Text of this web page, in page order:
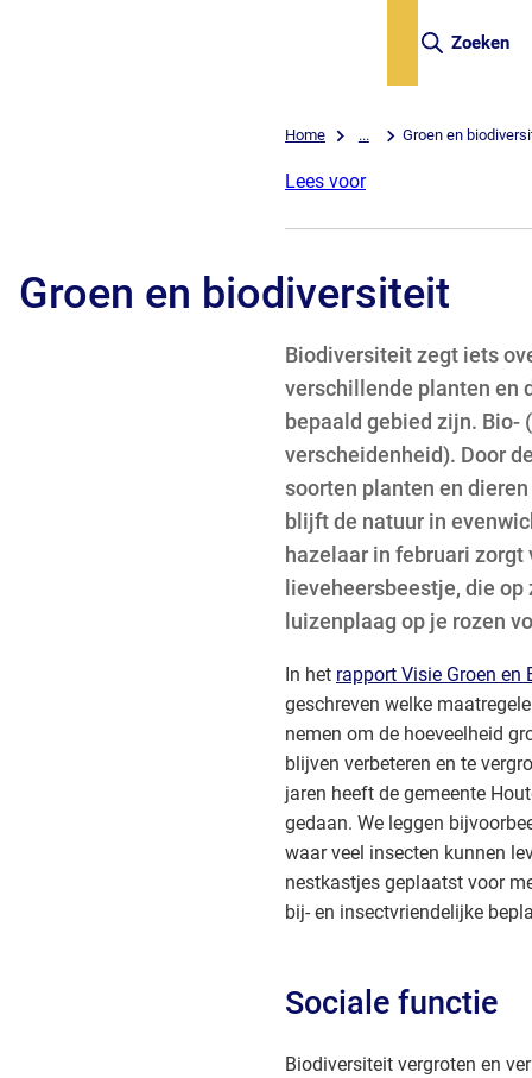
Zoeken
Home ... Groen en
Lees voor
Groen en biodiversiteit
Biodiversiteit zegt iets
verschillende planten en
bepaald gebied zijn. Bio-
verscheidenheid). Door
soorten planten en
blijft de natuur in
hazelaar in februari zorgt
lieveheersbeestje, die
luizenplaag op je rozen
In het rapport Visie Groen en
geschreven welke
nemen om de hoeveelheid
blijven verbeteren en te
jaren heeft de gemeente
gedaan. We leggen
waar veel insecten kunnen
nestkastjes geplaatst voor
bij- en insectvriendelijke
Sociale functie
Biodiversiteit vergroten en